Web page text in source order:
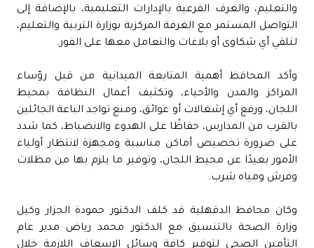
والتعليم، والغرف الفرعية بالإدارات التعليمية، بالإضافة إلى
التواصل المستمر مع الغرفة المركزية بوزارة التربية والتعليم،
لتلقي أي شكاوى أو بلاغات والتعامل معها على الفور.
وأكد المحافظ أهمية المتابعة الميدانية من قبل رؤساء
المراكز والمدن والأحياء، وتكثيف أعمال النظافة بمحيط
اللجان، ورفع أي إشغالات أو عوائق، ومنع تواجد الباعة الجائلين
بالقرب من المدارس، حفاظًا على الهدوء والانضباط، كما شدد
على ضرورة تخصيص أماكن مناسبة ومجهزة لانتظار أولياء
الأمور بعيدًا عن محيط اللجان، وتوفير ما يلزم بها من مظلات
وفرش ومياه شرب.
وكان محافظ الدقهلية قد كلف الدكتور حمودة الجزار وكيل
وزارة الصحة بالتنسيق مع الدكتور محمد رياض مدير عام
التأمين الصحي لتوفير كافة وسائل الإسعاف اللازمة خلال